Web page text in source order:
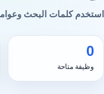
استخدم كلمات البحث
0
وظيفة متاحة